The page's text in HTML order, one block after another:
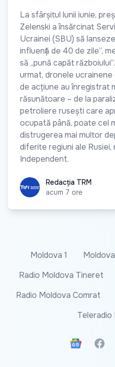
La sfârșitul lunii iunie,
Zelenski a însărcinat
Ucrainei (SBU) să
influență de 40 de zile”,
să „pună capăt
urmat, dronele ucrainene
de acțiune au înregistrat
răsunătoare – de la
petroliere rusești care
ocupată până, poate cel
distrugerea mai multor
diferite regiuni ale
Independent.
Redacția TRM
Redacția TRM
acum 7 ore
Moldova 1
Radio Moldova Tineret
Radio Moldova Comrat
Teleradio
Google